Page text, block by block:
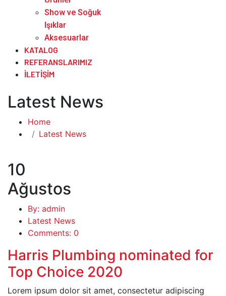
Show ve Soğuk
Işıklar
Aksesuarlar
KATALOG
REFERANSLARIMIZ
İLETIŞIM
Latest News
Home
Latest News
10
Ağustos
By: admin
Latest News
Comments: 0
Harris Plumbing nominated for
Top Choice 2020
Lorem ipsum dolor sit amet, consectetur adipiscing